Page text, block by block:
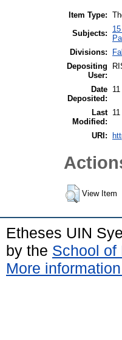
Item Type:
Subjects:
Divisions:
Depositing
User:
Date
Deposited:
Last
Modified:
URI:
View Item
Etheses UIN
by the School of
More